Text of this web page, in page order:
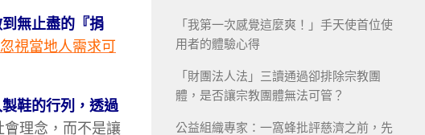
到無止盡的『捐
視當地人需求可
鞋的行列，透過
理念，而不是讓
「我第一次感覺這麼爽！」手天使首位使
用者的體驗心得
「財團法人法」三讀通過卻排除宗教團
體，是否讓宗教團體無法可管？
公益組織專家：一窩蜂批評慈濟之前，先